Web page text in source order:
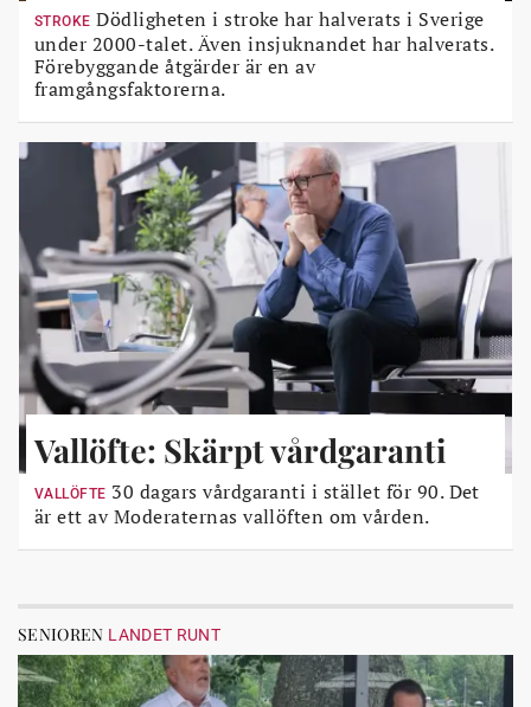
STROKE Dödligheten i stroke har halverats i Sverige
under 2000-talet. Även insjuknandet har halverats.
Förebyggande åtgärder är en av
framgångsfaktorerna.
Vallöfte: Skärpt vårdgaranti
VALLÖFTE 30 dagars vårdgaranti i stället för 90. Det
är ett av Moderaternas vallöften om vården.
SENIOREN LANDET RUNT